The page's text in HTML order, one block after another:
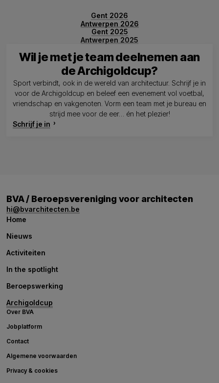
Gent 2026
Antwerpen 2026
Gent 2025
Antwerpen 2025
Wil je met je team deelnemen aan
de Archigoldcup?
Sport verbindt, ook in de wereld van architectuur. Schrijf je in
voor de Archigoldcup en beleef een evenement vol voetbal,
vriendschap en vakgenoten. Vorm een team met je bureau en
strijd mee voor de eer… én het plezier!
Schrijf je in
BVA / Beroepsvereniging voor architecten
hi@bvarchitecten.be
Home
Nieuws
Activiteiten
In the spotlight
Beroepswerking
Archigoldcup
Over BVA
Jobplatform
Contact
Algemene voorwaarden
Privacy & cookies